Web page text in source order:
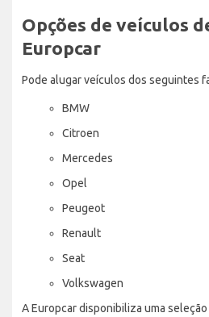
Opções de veículos
Europcar
Pode alugar veículos dos seguintes
BMW
Citroen
Mercedes
Opel
Peugeot
Renault
Seat
Volkswagen
A Europcar disponibiliza uma